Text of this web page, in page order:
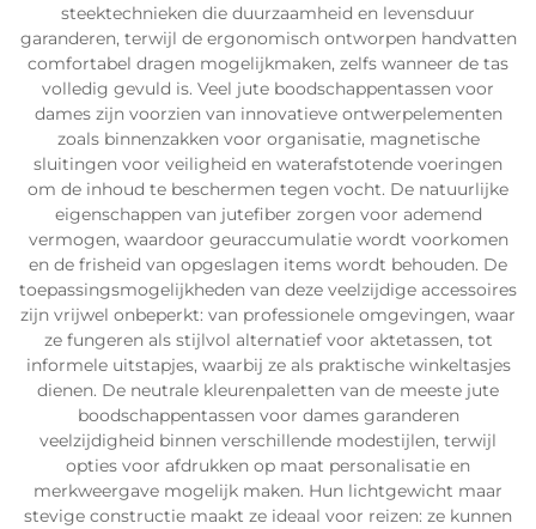
steektechnieken die duurzaamheid en levensduur
garanderen, terwijl de ergonomisch ontworpen handvatten
comfortabel dragen mogelijkmaken, zelfs wanneer de tas
volledig gevuld is. Veel jute boodschappentassen voor
dames zijn voorzien van innovatieve ontwerpelementen
zoals binnenzakken voor organisatie, magnetische
sluitingen voor veiligheid en waterafstotende voeringen
om de inhoud te beschermen tegen vocht. De natuurlijke
eigenschappen van jutefiber zorgen voor ademend
vermogen, waardoor geuraccumulatie wordt voorkomen
en de frisheid van opgeslagen items wordt behouden. De
toepassingsmogelijkheden van deze veelzijdige accessoires
zijn vrijwel onbeperkt: van professionele omgevingen, waar
ze fungeren als stijlvol alternatief voor aktetassen, tot
informele uitstapjes, waarbij ze als praktische winkeltasjes
dienen. De neutrale kleurenpaletten van de meeste jute
boodschappentassen voor dames garanderen
veelzijdigheid binnen verschillende modestijlen, terwijl
opties voor afdrukken op maat personalisatie en
merkweergave mogelijk maken. Hun lichtgewicht maar
stevige constructie maakt ze ideaal voor reizen: ze kunnen